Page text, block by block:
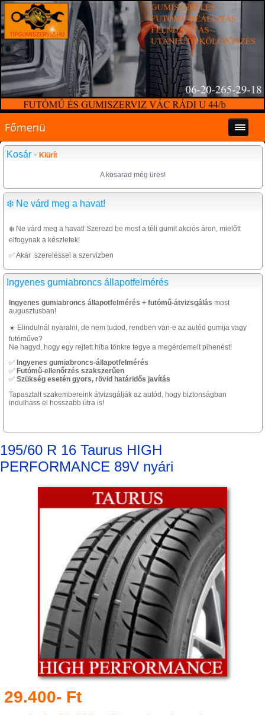
Főmenü
Kosár - Kiürít
A kosarad még üres!
❄️ Ne várd meg a havat!
❄️ Ne várd meg a havat! Szerezd be most a téli gumit akciós áron, mielőtt
elfogynak a készletek!
✅ Akár szereléssel a szervizben
Ingyenes gumiabroncs állapotfelmérés
Ingyenes gumiabroncs állapotfelmérés + futómű-átvizsgálás most
augusztusban!
☀️ Elindulnál nyaralni, de nem tudod, rendben van-e az autód gumija vagy
futóműve?
Ne hagyd, hogy egy rejtett hiba tönkre tegye a megérdemelt pihenést!
✅ Ingyenes gumiabroncs-állapotfelmérés
✅ Futómű-ellenőrzés szakszerűen
✅ Szükség esetén gyors, rövid határidős javítás
Tapasztalt szakembereink átvizsgálják az autód, hogy biztonságban
indulhass el hosszabb útra is!
195/60 R 16 Taurus HIGH
PERFORMANCE 89V nyári
29.400- Ft